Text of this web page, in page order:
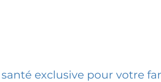
exclusive pour votre